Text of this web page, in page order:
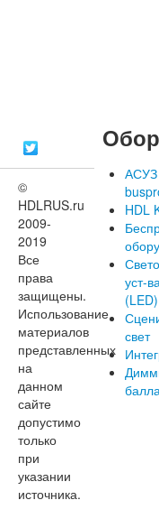
©
HDLRUS.ru
2009-
2019
Все
права
защищены.
Использование
материалов
представленных
на
данном
сайте
допустимо
только
при
указании
источника.
АСУЗ
HDL
уст-ва
(LED)
свет